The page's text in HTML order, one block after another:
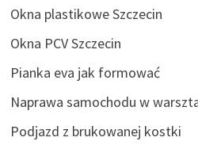
Okna plastikowe Szczecin
Okna PCV Szczecin
Pianka eva jak formować
Naprawa samochodu w
Podjazd z brukowanej kostki